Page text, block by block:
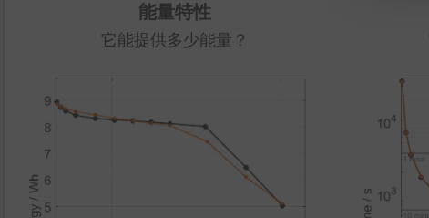
能量特性
它能提供多少能量？